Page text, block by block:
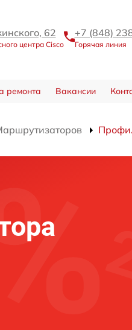
62
центра Cisco
+7 (848)
Горячая линия
ремонта Вакансии